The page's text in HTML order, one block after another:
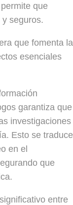
que
seguros.
que fomenta la
esenciales
garantiza que
investigaciones
Esto se traduce
en el
que
entre